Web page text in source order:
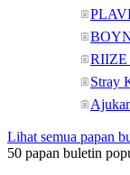
RIIZE
Stray
Lihat semua papan
50 papan buletin